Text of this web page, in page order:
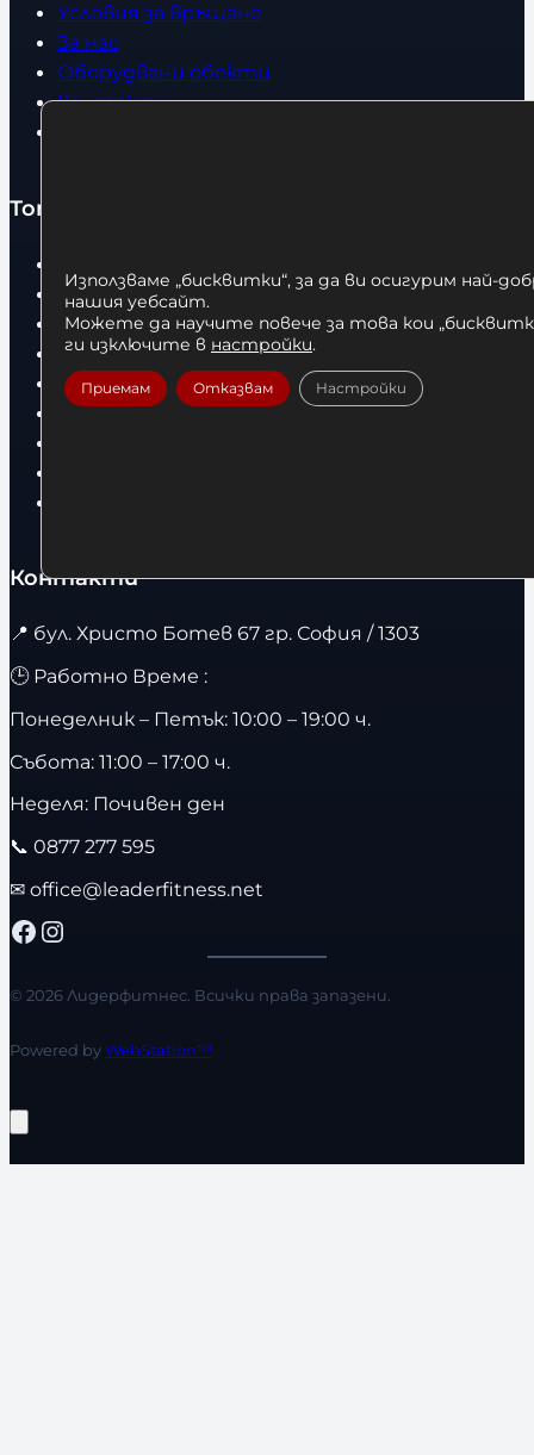
Условия за връщане
За нас
Оборудвани обекти
Контакти
Топ категории
Боксови чували
Боксови ръкавици
Дрехи
Детски дрехи
Суичъри
Контакти
📍 бул. Христо Ботев 67 гр. София / 1303
🕒 Работно Време :
Понеделник – Петък: 10:00 – 19:00 ч.
Събота: 11:00 – 17:00 ч.
Неделя: Почивен ден
📞 0877 277 595
✉ office@leaderfitness.net
Facebook Instagram
© 2026 Лидерфитнес. Всички права запазени.
Powered byWebStation™
Използваме „бисквитки“, за да ви осигурим най-
нашия уебсайт.
Можете да научите повече за това кои
ги изключите в настройки.
Приемам Отказвам Настройки